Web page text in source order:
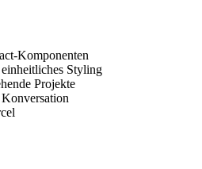
Komponenten
Styling
Projekte